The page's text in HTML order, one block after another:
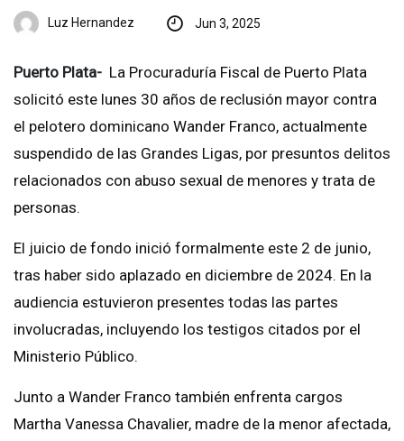
Luz Hernandez Jun 3, 2025
Puerto Plata- La Procuraduría Fiscal de Puerto Plata
solicitó este lunes 30 años de reclusión mayor contra
el pelotero dominicano Wander Franco, actualmente
suspendido de las Grandes Ligas, por presuntos delitos
relacionados con abuso sexual de menores y trata de
personas.
El juicio de fondo inició formalmente este 2 de junio,
tras haber sido aplazado en diciembre de 2024. En la
audiencia estuvieron presentes todas las partes
involucradas, incluyendo los testigos citados por el
Ministerio Público.
Junto a Wander Franco también enfrenta cargos
Martha Vanessa Chavalier, madre de la menor afectada,